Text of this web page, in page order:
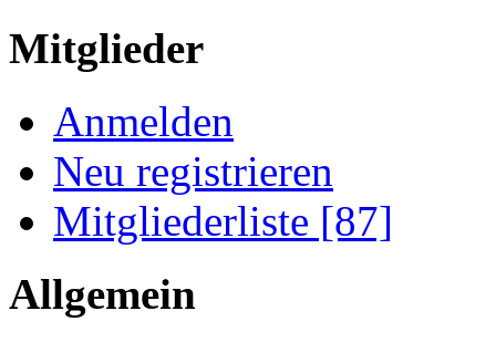
Mitglieder
Anmelden
Neu registrieren
Mitgliederliste [87]
Allgemein